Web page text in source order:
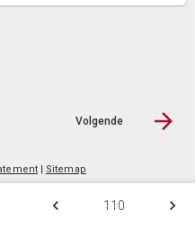
Volgende
| Sitemap
keyboard_arrow_left 110 keyboard_arrow_right